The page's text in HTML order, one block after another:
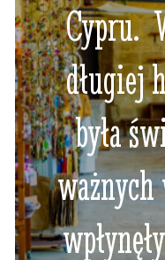
Cypru.
długiej
była